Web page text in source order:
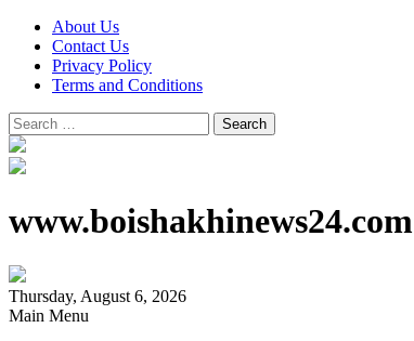
About Us
Contact Us
Privacy Policy
Terms and Conditions
Search
for:
www.boishakhinews24.com
Thursday, August 6, 2026
Main Menu